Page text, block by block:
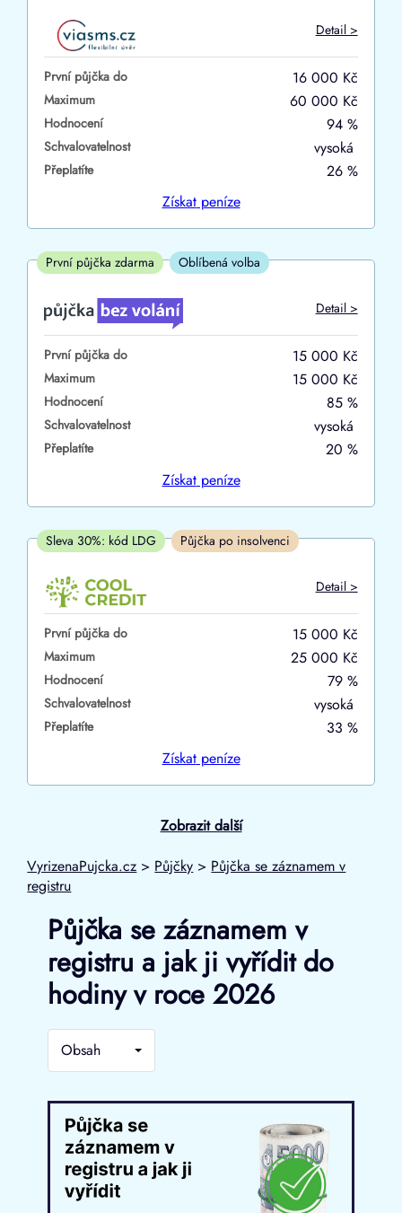
První půjčka zdarma
–
ano
ne
ano
ne
V exekuci
ano
ne
Po insolvenci
ano
ne
V hotovosti
ano
Detail >
První půjčka do 16 000 Kč
Maximum 60 000 Kč
Hodnocení 94 %
Schvalovatelnost vysoká
Přeplatíte
26 %
Získatpeníze
První půjčka zdarma Oblíbená volba
Detail >
První půjčka do 15 000 Kč
Maximum 15 000 Kč
Hodnocení 85 %
Schvalovatelnost vysoká
Přeplatíte
20 %
Získatpeníze
Sleva 30%: kód LDG Půjčka po insolvenci
Detail >
První půjčka do 15 000 Kč
Maximum 25 000 Kč
Hodnocení 79 %
Schvalovatelnost vysoká
Přeplatíte
33 %
Získatpeníze
Zobrazit další
VyrizenaPujcka.cz > Půjčky > Půjčka se záznamem v
registru
Půjčka se záznamem v
registru a jak ji vyřídit do
hodiny v roce 2026
Obsah